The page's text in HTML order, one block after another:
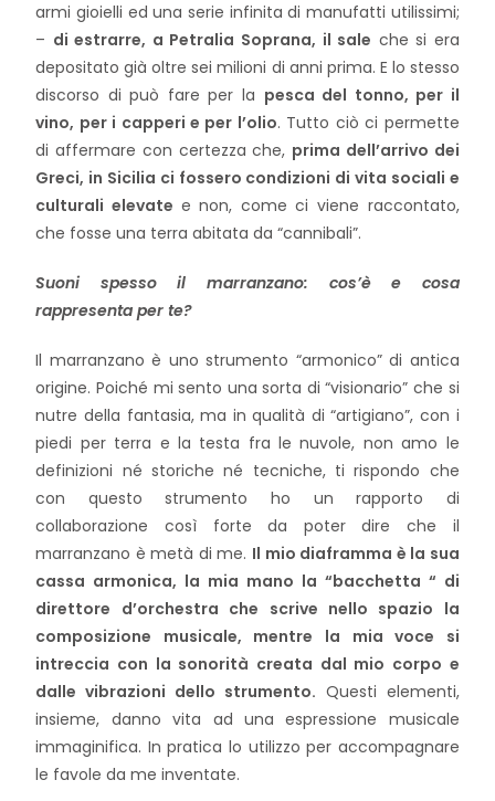
armi gioielli ed una serie infinita di manufatti utilissimi;
– di estrarre, a Petralia Soprana, il sale che si era
depositato già oltre sei milioni di anni prima. E lo stesso
discorso di può fare per la pesca del tonno, per il
vino, per i capperi e per l’olio. Tutto ciò ci permette
di affermare con certezza che, prima dell’arrivo dei
Greci, in Sicilia ci fossero condizioni di vita sociali e
culturali elevate e non, come ci viene raccontato,
che fosse una terra abitata da “cannibali”.
Suoni spesso il marranzano: cos’è e cosa
rappresenta per te?
Il marranzano è uno strumento “armonico” di antica
origine. Poiché mi sento una sorta di “visionario” che si
nutre della fantasia, ma in qualità di “artigiano”, con i
piedi per terra e la testa fra le nuvole, non amo le
definizioni né storiche né tecniche, ti rispondo che
con questo strumento ho un rapporto di
collaborazione così forte da poter dire che il
marranzano è metà di me. Il mio diaframma è la sua
cassa armonica, la mia mano la “bacchetta “ di
direttore d’orchestra che scrive nello spazio la
composizione musicale, mentre la mia voce si
intreccia con la sonorità creata dal mio corpo e
dalle vibrazioni dello strumento. Questi elementi,
insieme, danno vita ad una espressione musicale
immaginifica. In pratica lo utilizzo per accompagnare
le favole da me inventate.